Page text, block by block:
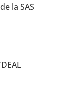
la SAS